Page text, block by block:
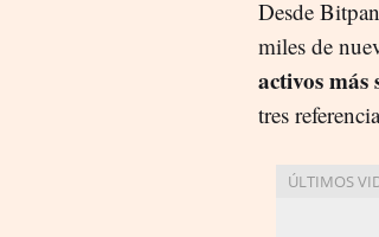
Desde
miles de
activos
tres